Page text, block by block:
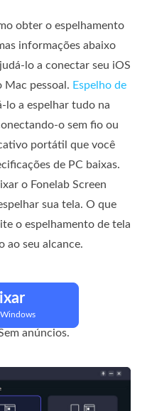
obter o espelhamento
informações abaixo
lo a conectar seu iOS
Mac pessoal. Espelho de
lo a espelhar tudo na
o sem fio ou
portátil que você
de PC baixas.
o Fonelab Screen
sua tela. O que
o espelhamento de tela
ao seu alcance.
Windows
anúncios.